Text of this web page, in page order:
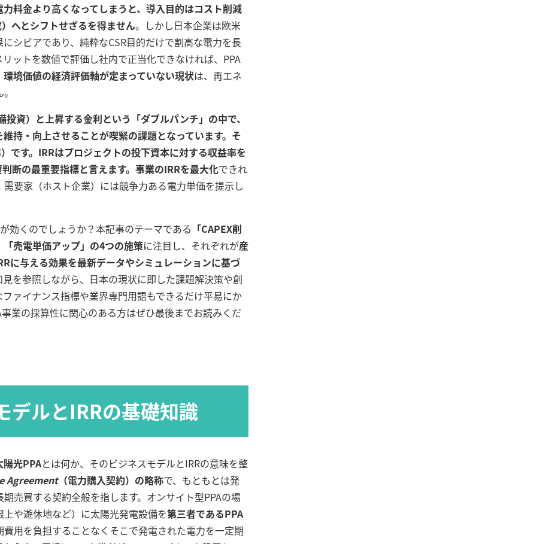
料金より高くなってしまうと、導入目的はコスト削減
へとシフトせざるを得ません。しかし日本企業は欧米
シビアであり、純粋なCSR目的だけで割高な電力を長
ットを数値で評価し社内で正当化できなければ、PPA
環境価値の経済評価軸が定まっていない現状は、再エネ
。
投資）と上昇する金利という「ダブルパンチ」の中で、
持・向上させることが喫緊の課題となっています。そ
です。IRRはプロジェクトの投下資本に対する収益率を
断の最重要指標と言えます。事業のIRRを最大化できれ
要家（ホスト企業）には競争力ある電力単価を提示し
効くのでしょうか？本記事のテーマである 「CAPEX削
売電単価アップ」の4つの施策に注目し、それぞれが産
に与える効果を最新データやシミュレーションに基づ
を参照しながら、日本の現状に即した課題解決策や創
ァイナンス指標や業界専門用語もできるだけ平易にか
業の採算性に関心のある方はぜひ最後までお読みくだ
デルとIRRの基礎知識
光PPAとは何か、そのビジネスモデルとIRRの意味を整
Agreement（電力購入契約）の略称で、もともとは発
売買する契約全般を指します。オンサイト型PPAの場
や遊休地など）に太陽光発電設備を第三者であるPPA
費用を負担することなくそこで発電された電力を一定期